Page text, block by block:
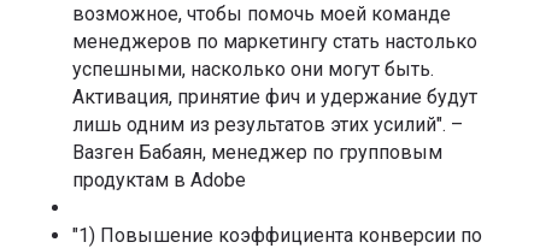
возможное, чтобы помочь моей команде
менеджеров по маркетингу стать настолько
успешными, насколько они могут быть.
Активация, принятие фич и удержание будут
лишь одним из результатов этих усилий". –
Вазген Бабаян, менеджер по групповым
продуктам в Adobe
"1) Повышение коэффициента конверсии по